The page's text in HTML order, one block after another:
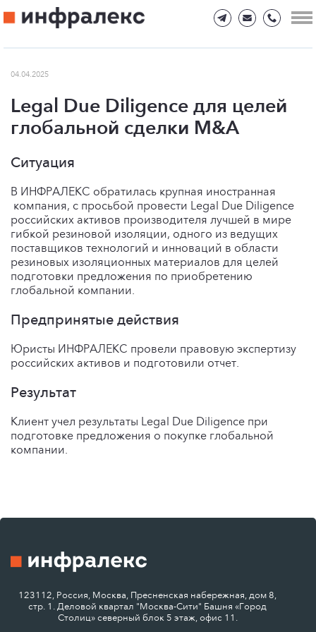
04.04.2025
Legal Due Diligence для целей
глобальной сделки M&A
Ситуация
В ИНФРАЛЕКС обратилась крупная иностранная
компания, с просьбой провести Legal Due Diligence
российских активов производителя лучшей в мире
гибкой резиновой изоляции, одного из ведущих
поставщиков технологий и инноваций в области
резиновых изоляционных материалов для целей
подготовки предложения по приобретению
глобальной компании.
Предпринятые действия
Юристы ИНФРАЛЕКС провели правовую экспертизу
российских активов и подготовили отчет.
Результат
Клиент учел результаты Legal Due Diligence при
подготовке предложения о покупке глобальной
компании.
123112, Россия, Москва, Пресненская набережная, дом 8,
стр. 1. Деловой квартал "Москва-Сити" Башня «Город
Столиц» северный блок 5 этаж, офис 11.